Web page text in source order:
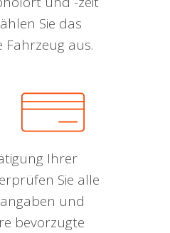
Sie das
Fahrzeug aus.
Ihrer
Sie alle
und
bevorzugte